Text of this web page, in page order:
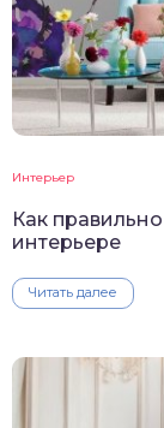
Интерьер
Как
интерьере
Читать далее